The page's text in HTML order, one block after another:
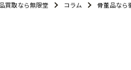
買取なら無限堂 コラム 骨董品なら